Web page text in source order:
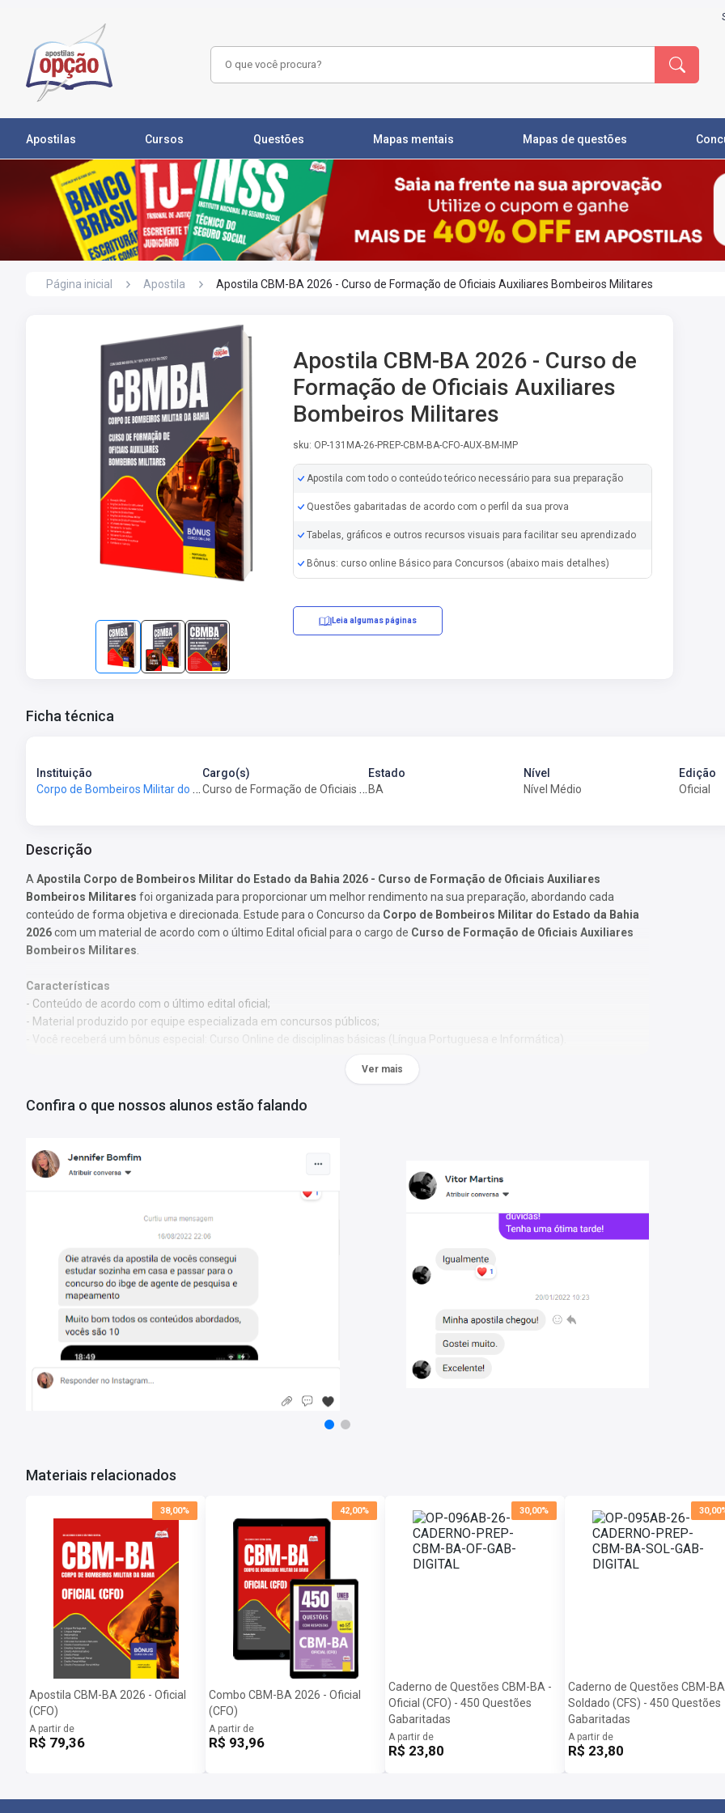
Apostilas Cursos Questões Mapas mentais Mapas de questões
Página inicial Apostila Apostila CBM-BA 2026 - Curso de Formação de Oficiais Auxiliares Bombeiros Militares
Apostila CBM-BA 2026 - Curso de
Formação de Oficiais Auxiliares
Bombeiros Militares
sku: OP-131MA-26-PREP-CBM-BA-CFO-AUX-BM-IMP
Apostila com todo o conteúdo teórico necessário para sua preparação
Questões gabaritadas de acordo com o perfil da sua prova
Tabelas, gráficos e outros recursos visuais para facilitar seu aprendizado
Bônus: curso online Básico para Concursos (abaixo mais detalhes)
Leia algumas páginas
Ficha técnica
Instituição
Corpo de Bombeiros Militar do Estado da Bahia - CBM-BA
Cargo(s)
Curso de Formação de Oficiais Auxiliares Bombeiros Militares
Estado
BA
Nível
Nível Médio
Edição
Oficial
Descrição
A Apostila Corpo de Bombeiros Militar do Estado da Bahia 2026 - Curso de Formação de Oficiais Auxiliares
Bombeiros Militares foi organizada para proporcionar um melhor rendimento na sua preparação, abordando cada
conteúdo de forma objetiva e direcionada. Estude para o Concurso da Corpo de Bombeiros Militar do Estado da Bahia
2026com um material de acordo com o último Edital oficial para o cargo de Curso de Formação de Oficiais Auxiliares
Bombeiros Militares
Características
- Conteúdo de acordo com o último edital oficial;
- Material produzido por equipe especializada em concursos públicos;
- Você receberá um bônus especial: Curso Online de disciplinas básicas (Língua Portuguesa e Informática).
Este material não se limita à bibliografia oficial do edital. Os temas são abordados conforme o referencial adotado
Noções de Direito Constitucional
Noções de Direito Administrativo
Noções de Direito Penal
Atividade de Vistoria Técnica
Salvamento em Altura
Atendimento Pré-Hospitalar
Combate a Incêndio
Ver mais
Confira o que nossos alunos estão falando
Materiais relacionados
38,00%
Apostila CBM-BA 2026 - Oficial
(CFO)
A partir de
R$ 79,36
42,00%
Combo CBM-BA 2026 - Oficial
(CFO)
A partir de
R$ 93,96
30,00%
Caderno de Questões CBM-BA -
Oficial (CFO) - 450 Questões
Gabaritadas
A partir de
R$ 23,80
Caderno de Questões CBM-
Soldado (CFS) - 450 Questões
Gabaritadas
A partir de
R$ 23,80